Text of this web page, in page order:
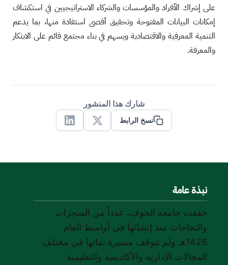
على إشراك الأفراد والمؤسسات والشركاء الاستراتيجيين في استكشاف
إمكانات البيانات المفتوحة وتحقيق أقصى استفادة منها، بما يدعم
التنمية المعرفية والاقتصادية ويسهم في بناء مجتمع قائم على الابتكار
والمعرفة.
شارك هذا المنشور
نسخ الرابط
X
Linkedin
نبذة عامة
حققت جامعة الجوف، عدداً من المنجزات
والنجاحات منذ إنشائها في أواسط العام
1426هـ ولم تتوقف مسيرة نمائها في مختلف
المجالات الإدارية والأكاديمية والتعليمية